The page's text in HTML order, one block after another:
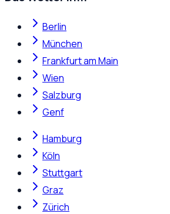
Berlin
München
Frankfurt am Main
Wien
Salzburg
Genf
Hamburg
Köln
Stuttgart
Graz
Zürich